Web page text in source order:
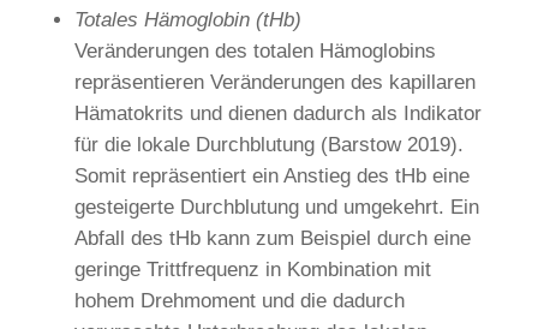
Totales Hämoglobin (tHb)
Veränderungen des totalen Hämoglobins
repräsentieren Veränderungen des kapillaren
Hämatokrits und dienen dadurch als Indikator
für die lokale Durchblutung (Barstow 2019).
Somit repräsentiert ein Anstieg des tHb eine
gesteigerte Durchblutung und umgekehrt. Ein
Abfall des tHb kann zum Beispiel durch eine
geringe Trittfrequenz in Kombination mit
hohem Drehmoment und die dadurch